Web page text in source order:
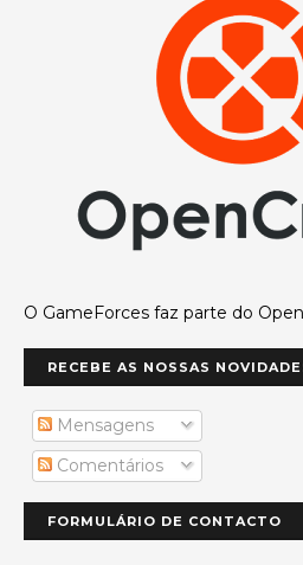
O GameForces faz parte do
RECEBE AS NOSSAS
Mensagens
Comentários
FORMULÁRIO DE CONTACTO